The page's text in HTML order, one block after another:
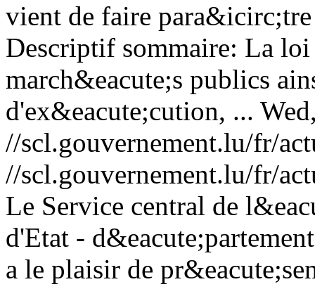
vient de faire
Descriptif sommaire: La
march&eacute;s publics
d'ex&eacute;cution, ...
//scl.gouvernement.lu/fr/
//scl.gouvernement.lu/fr/
Le Service central de
d'Etat -
a le plaisir de